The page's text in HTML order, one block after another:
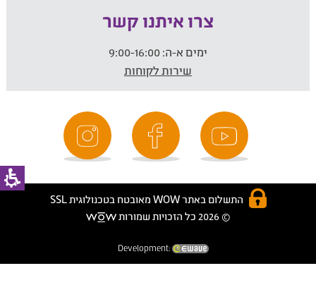
צרו איתנו קשר
ימים א-ה:
שירות לקוחות
התשלום באתר WOW מאובטח בטכנולוגית SSL
© 2026 כל הזכויות שמורות
Development: